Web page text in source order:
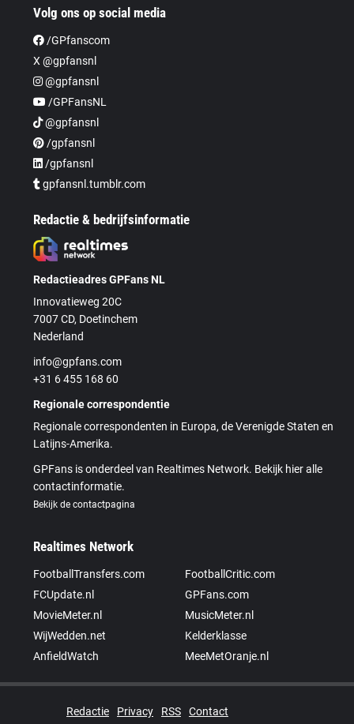
Volg ons op social media
/GPfanscom
X @gpfansnl
@gpfansnl
/GPFansNL
@gpfansnl
/gpfansnl
/gpfansnl
gpfansnl.tumblr.com
Redactie & bedrijfsinformatie
Redactieadres GPFans NL
Innovatieweg 20C
7007 CD, Doetinchem
Nederland
info@gpfans.com
+31 6 455 168 60
Regionale correspondentie
Regionale correspondenten in Europa, de Verenigde Staten en
Latijns-Amerika.
GPFans is onderdeel van Realtimes Network. Bekijk hier alle
contactinformatie.
Bekijk de contactpagina
Realtimes Network
FootballTransfers.com
FootballCritic.com
FCUpdate.nl
GPFans.com
MovieMeter.nl
MusicMeter.nl
WijWedden.net
Kelderklasse
AnfieldWatch
MeeMetOranje.nl
Redactie Privacy RSS Contact